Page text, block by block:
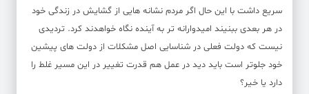
سریع داشت با این حال اگر مردم نشانه هایی از گشایش در زندگی خود
در هر بعدی ببنیند امیدوارانه تر به آینده نگاه خواهدند کرد. تردیدی
نیست که دولت فعلی در شناسایی اصل مشکلات از دولت های پیشین
خود جلوتر است باید دید در عمل هم قدرت تغییر در این مسیر غلط را
دارد یا خیر؟